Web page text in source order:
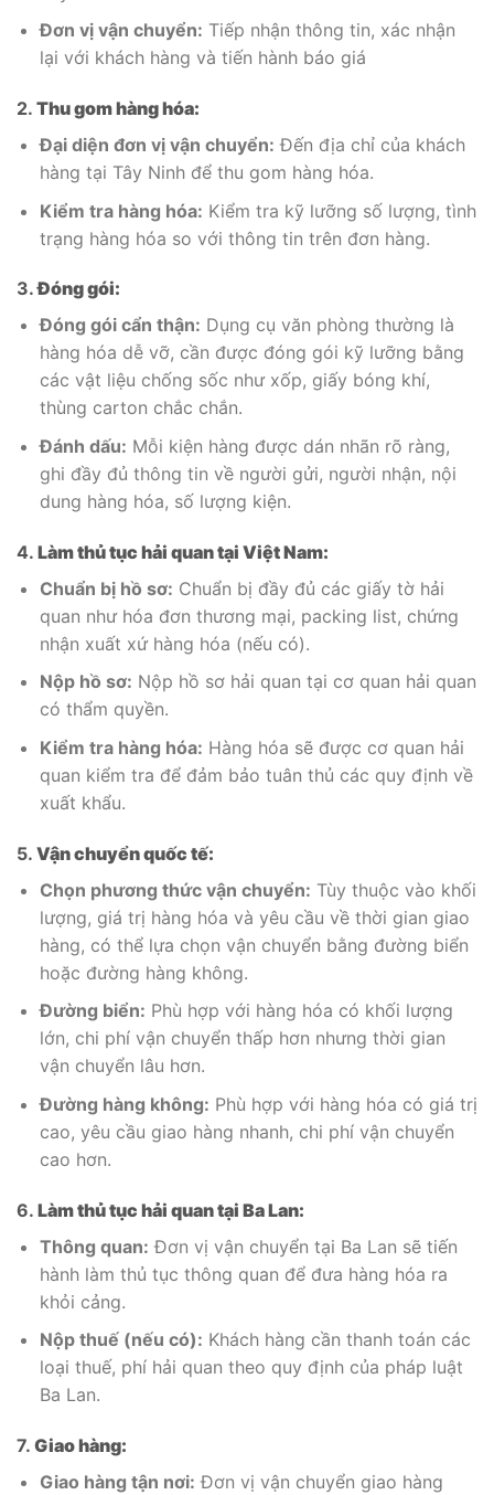
Đơn vị vận chuyển: Tiếp nhận thông tin, xác nhận
lại với khách hàng và tiến hành báo giá
2. Thu gom hàng hóa:
Đại diện đơn vị vận chuyển: Đến địa chỉ của khách
hàng tại Tây Ninh để thu gom hàng hóa.
Kiểm tra hàng hóa: Kiểm tra kỹ lưỡng số lượng, tình
trạng hàng hóa so với thông tin trên đơn hàng.
3.Đóng gói:
Đóng gói cẩn thận: Dụng cụ văn phòng thường là
hàng hóa dễ vỡ, cần được đóng gói kỹ lưỡng bằng
các vật liệu chống sốc như xốp, giấy bóng khí,
thùng carton chắc chắn.
Đánh dấu: Mỗi kiện hàng được dán nhãn rõ ràng,
ghi đầy đủ thông tin về người gửi, người nhận, nội
dung hàng hóa, số lượng kiện.
4. Làm thủ tục hải quan tại Việt Nam:
Chuẩn bị hồ sơ: Chuẩn bị đầy đủ các giấy tờ hải
quan như hóa đơn thương mại, packing list, chứng
nhận xuất xứ hàng hóa (nếu có).
Nộp hồ sơ: Nộp hồ sơ hải quan tại cơ quan hải quan
có thẩm quyền.
Kiểm tra hàng hóa: Hàng hóa sẽ được cơ quan hải
quan kiểm tra để đảm bảo tuân thủ các quy định về
xuất khẩu.
5. Vận chuyển quốc tế:
Chọn phương thức vận chuyển: Tùy thuộc vào khối
lượng, giá trị hàng hóa và yêu cầu về thời gian giao
hàng, có thể lựa chọn vận chuyển bằng đường biển
hoặc đường hàng không.
Đường biển: Phù hợp với hàng hóa có khối lượng
lớn, chi phí vận chuyển thấp hơn nhưng thời gian
vận chuyển lâu hơn.
Đường hàng không: Phù hợp với hàng hóa có giá trị
cao, yêu cầu giao hàng nhanh, chi phí vận chuyển
cao hơn.
6. Làm thủ tục hải quan tại Ba Lan:
Thông quan: Đơn vị vận chuyển tại Ba Lan sẽ tiến
hành làm thủ tục thông quan để đưa hàng hóa ra
khỏi cảng.
Nộp thuế (nếu có): Khách hàng cần thanh toán các
loại thuế, phí hải quan theo quy định của pháp luật
Ba Lan.
7. Giao hàng:
Giao hàng tận nơi: Đơn vị vận chuyển giao hàng